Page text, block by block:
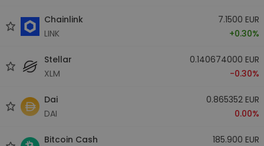
Chainlink
LINK
7.1500 EUR
+0.30%
Stellar
XLM
0.140674000 EUR
-0.30%
Dai
DAI
0.865352 EUR
0.00%
Bitcoin Cash
185.900 EUR